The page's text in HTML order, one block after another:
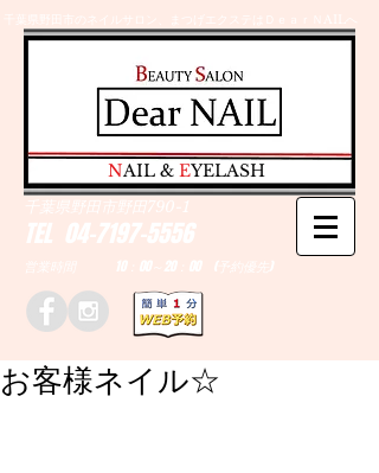
千葉県野田市のネイルサロン、まつげエクステはＤｅａｒＮAILへ
TEL 04-7197-5556
営業時間 10：00～20：00 (予約優先)
千葉県野田市野田790-1
​NAIL & EYELASH
お客様ネイル☆